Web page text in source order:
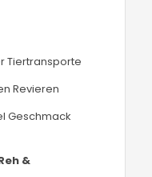
Tiertransporte
Revieren
Geschmack
&